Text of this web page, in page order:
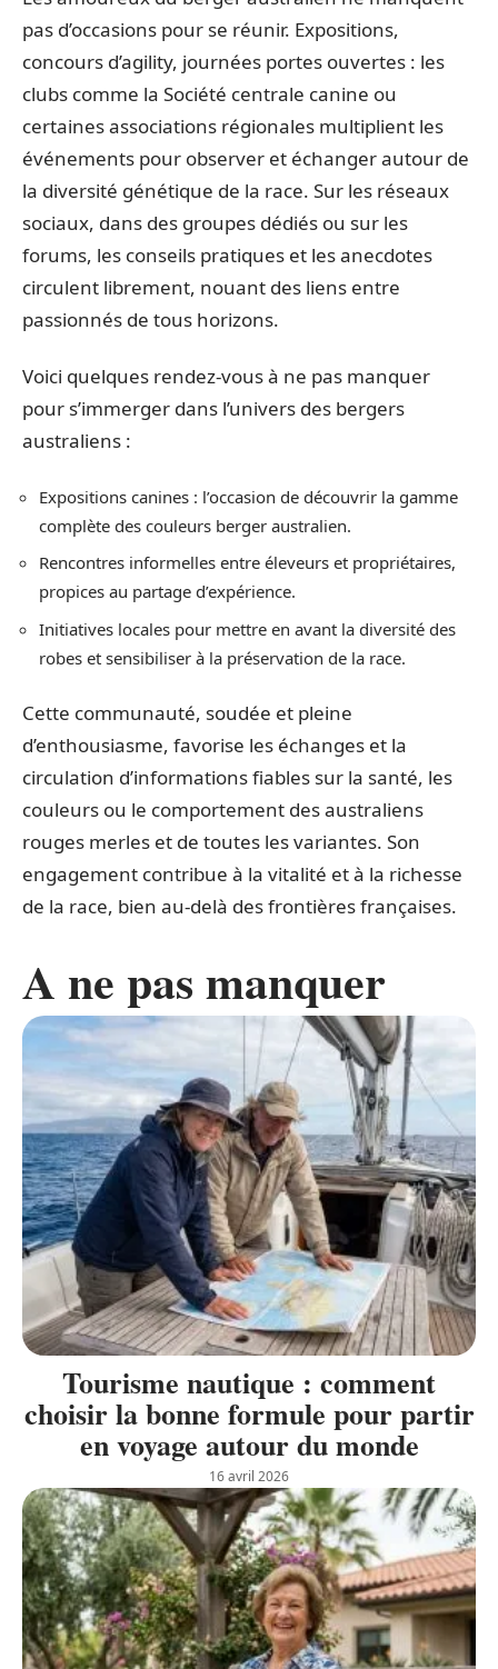
pas d’occasions pour se réunir. Expositions,
concours d’agility, journées portes ouvertes : les
clubs comme la Société centrale canine ou
certaines associations régionales multiplient les
événements pour observer et échanger autour de
la diversité génétique de la race. Sur les réseaux
sociaux, dans des groupes dédiés ou sur les
forums, les conseils pratiques et les anecdotes
circulent librement, nouant des liens entre
passionnés de tous horizons.
Voici quelques rendez-vous à ne pas manquer
pour s’immerger dans l’univers des bergers
australiens :
Expositions canines : l’occasion de découvrir la gamme
complète des couleurs berger australien.
Rencontres informelles entre éleveurs et propriétaires,
propices au partage d’expérience.
Initiatives locales pour mettre en avant la diversité des
robes et sensibiliser à la préservation de la race.
Cette communauté, soudée et pleine
d’enthousiasme, favorise les échanges et la
circulation d’informations fiables sur la santé, les
couleurs ou le comportement des australiens
rouges merles et de toutes les variantes. Son
engagement contribue à la vitalité et à la richesse
de la race, bien au-delà des frontières françaises.
A ne pas manquer
Tourisme nautique : comment
choisir la bonne formule pour partir
en voyage autour du monde
16 avril 2026